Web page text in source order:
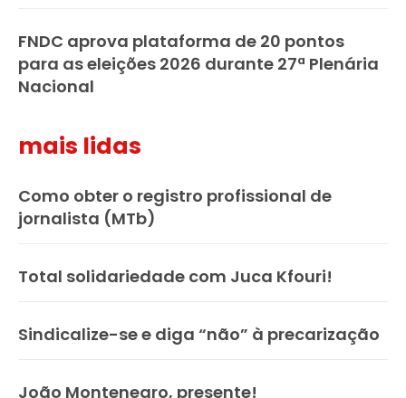
FNDC aprova plataforma de 20 pontos
para as eleições 2026 durante 27ª Plenária
Nacional
mais lidas
Como obter o registro profissional de
jornalista (MTb)
Total solidariedade com Juca Kfouri!
Sindicalize-se e diga “não” à precarização
João Montenegro, presente!